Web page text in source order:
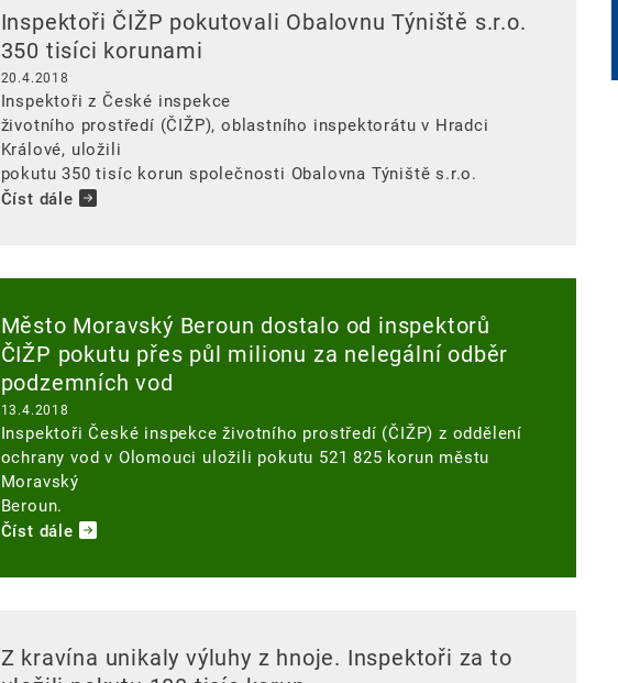
Inspektoři ČIŽP pokutovali Obalovnu Týniště s.r.o.
350 tisíci korunami
20.4.2018
Inspektoři z České inspekce
životního prostředí (ČIŽP), oblastního inspektorátu v Hradci
Králové, uložili
pokutu 350 tisíc korun společnosti Obalovna Týniště s.r.o.
Číst dále
Město Moravský Beroun dostalo od inspektorů
ČIŽP pokutu přes půl milionu za nelegální odběr
podzemních vod
13.4.2018
Inspektoři České inspekce životního prostředí (ČIŽP) z oddělení
ochrany vod v Olomouci uložili pokutu 521 825 korun městu
Moravský
Beroun.
Číst dále
Z kravína unikaly výluhy z hnoje. Inspektoři za to